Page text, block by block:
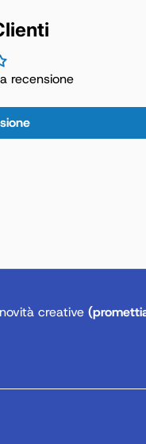
recensione
creative